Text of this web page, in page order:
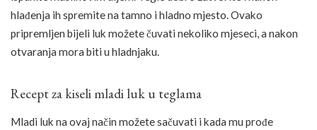
hlađenja ih spremite na tamno i hladno mjesto. Ovako
pripremljen bijeli luk možete čuvati nekoliko mjeseci, a nakon
otvaranja mora biti u hladnjaku.
Recept za kiseli mladi luk u teglama
Mladi luk na ovaj način možete sačuvati i kada mu prođe